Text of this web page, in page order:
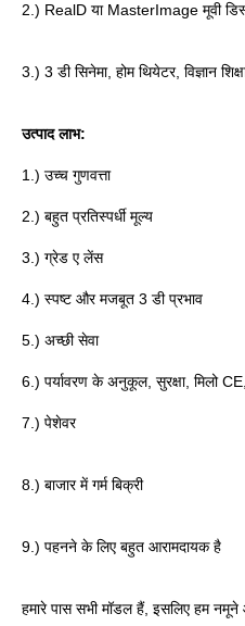
2.) RealD या MasterImage मूवी
3.) 3 डी सिनेमा, होम थियेटर, विज्ञान
उत्पाद लाभ:
1.) उच्च गुणवत्ता
2.) बहुत प्रतिस्पर्धी मूल्य
3.) ग्रेड ए लेंस
4.) स्पष्ट और मजबूत 3 डी प्रभाव
5.) अच्छी सेवा
6.) पर्यावरण के अनुकूल, सुरक्षा, मिलो
7.) पेशेवर
8.) बाजार में गर्म बिक्री
9.) पहनने के लिए बहुत आरामदायक है
हमारे पास सभी मॉडल हैं, इसलिए हम